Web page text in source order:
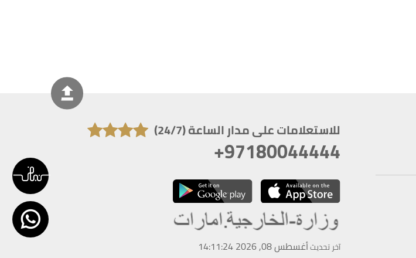
للاستعلامات على مدار الساعة (24/7)
+97180044444
آخر تحديثأغسطس 08, 2026 14:11:24